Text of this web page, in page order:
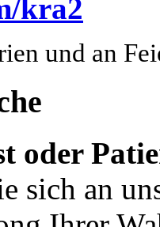
kra2
und an
oder
sich an